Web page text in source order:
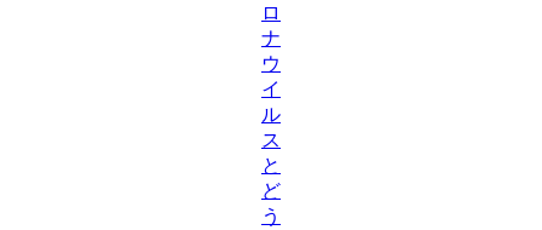
ロ
ナ
ウ
イ
ル
ス
と
ど
う